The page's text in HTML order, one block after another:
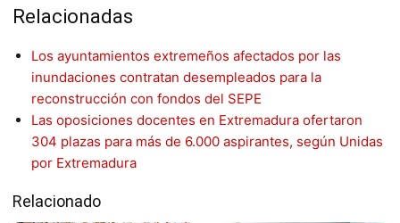
Relacionadas
Los ayuntamientos extremeños afectados por las
inundaciones contratan desempleados para la
reconstrucción con fondos del SEPE
Las oposiciones docentes en Extremadura ofertaron
304 plazas para más de 6.000 aspirantes, según Unidas
por Extremadura
Relacionado